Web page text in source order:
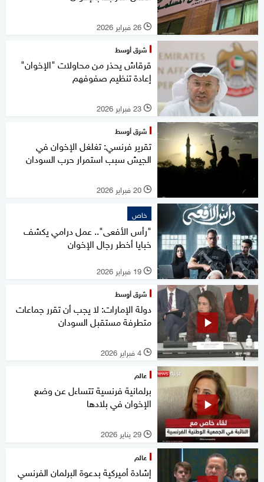
l 26 فبراير 2026
شرق أوسط
قرقاش يحذر من محاولات "الإخوان"
إعادة تنظيم صفوفهم
l 23 فبراير 2026
شرق أوسط
تقرير فرنسي: تغلغل الإخوان في
الجيش سبب استمرار حرب السودان
l 20 فبراير 2026
خاص
"رأس الأفعى".. عمل درامي يكشف
خبايا أخطر رجال الإخوان
l 19 فبراير 2026
شرق أوسط
دولة الإمارات: لا يجب أن تقرر جماعات
متطرفة مستقبل السودان
l 4 فبراير 2026
عالم
برلمانية فرنسية تتساءل عن وضع
الإخوان في بلادها
l 29 يناير 2026
عالم
إشادة أميركية بدعوة البرلمان الفرنسي